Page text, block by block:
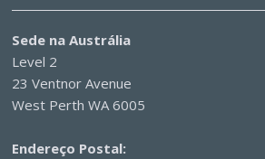
Sede na Austrália
Level 2
23 Ventnor Avenue
West Perth WA 6005
Endereço Postal: